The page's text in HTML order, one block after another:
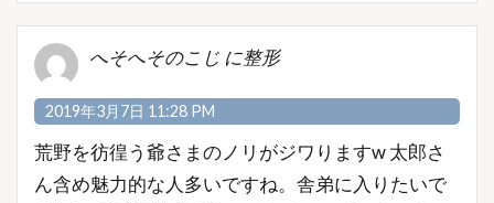
へそへそのこじ に整形
2019年3月7日 11:28 PM
荒野を彷徨う爺さまのノリがジワりますw 太郎さ
ん含め魅力的な人多いですね。舎弟に入りたいで